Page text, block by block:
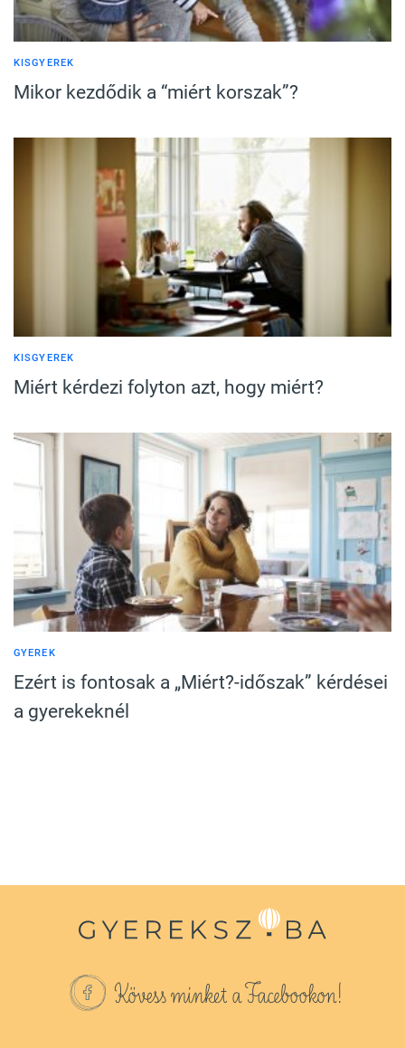
KISGYEREK
Mikor kezdődik a “miért korszak”?
KISGYEREK
Miért kérdezi folyton azt, hogy miért?
GYEREK
Ezért is fontosak a „Miért?-időszak” kérdései
a gyerekeknél
Kövess minket a Facebookon!